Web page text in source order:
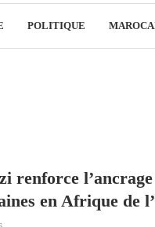
GREEN BUSINESS
EDUCATION
POLITIQUE
renforce l’ancrage
en Afrique de